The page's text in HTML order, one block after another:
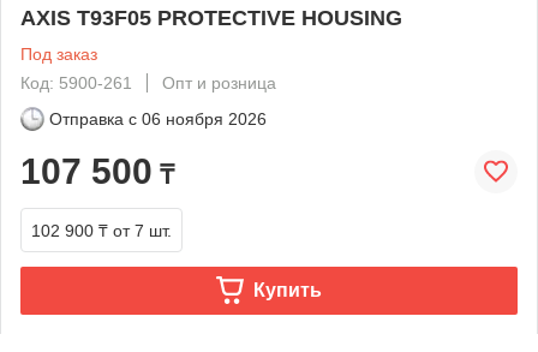
AXIS T93F05 PROTECTIVE HOUSING
Под заказ
Код: 5900-261
Опт и розница
Отправка с 06 ноября 2026
107 500 ₸
102 900 ₸ от 7 шт.
Купить